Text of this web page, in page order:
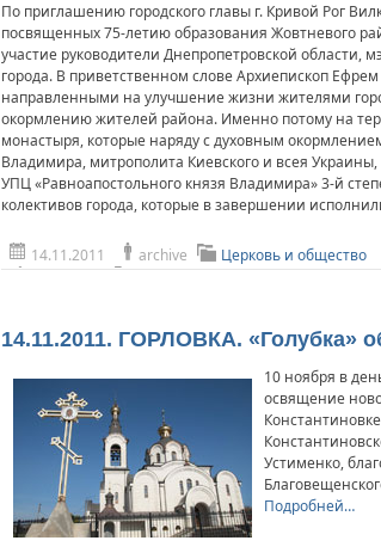
По приглашению городского главы г. Кривой Рог
посвященных 75-летию образования Жовтневого
участие руководители Днепропетровской области,
города. В приветственном слове Архиепископ
направленными на улучшение жизни жителями
окормлению жителей района. Именно потому на
монастыря, которые наряду с духовным
Владимира, митрополита Киевского и всея
УПЦ «Равноапостольного князя Владимира» 3-й
колективов города, которые в завершении
14.11.2011 archive Церковь и общество
14.11.2011. ГОРЛОВКА. «Голубка»
10 ноября в
освящение
Устименко,
Подробней…